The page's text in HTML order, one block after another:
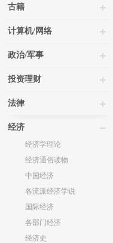
古籍
计算机/网络
政治/军事
投资理财
法律
经济
经济学理论
经济通俗读物
中国经济
各流派经济学说
国际经济
各部门经济
经济史